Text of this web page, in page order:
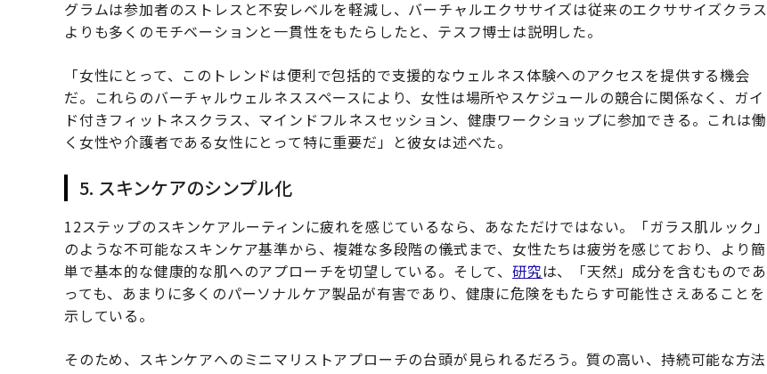
グラムは参加者のストレスと不安レベルを軽減し、バーチャルエクササイズは従来のエクササイズクラス
よりも多くのモチベーションと一貫性をもたらしたと、テスフ博士は説明した。
「女性にとって、このトレンドは便利で包括的で支援的なウェルネス体験へのアクセスを提供する機会
だ。これらのバーチャルウェルネススペースにより、女性は場所やスケジュールの競合に関係なく、ガイ
ド付きフィットネスクラス、マインドフルネスセッション、健康ワークショップに参加できる。これは働
く女性や介護者である女性にとって特に重要だ」と彼女は述べた。
5. スキンケアのシンプル化
12ステップのスキンケアルーティンに疲れを感じているなら、あなただけではない。「ガラス肌ルック」
のような不可能なスキンケア基準から、複雑な多段階の儀式まで、女性たちは疲労を感じており、より簡
単で基本的な健康的な肌へのアプローチを切望している。そして、 研究は、「天然」成分を含むものであ
っても、あまりに多くのパーソナルケア製品が有害であり、健康に危険をもたらす可能性さえあることを
示している。
そのため、スキンケアへのミニマリストアプローチの台頭が見られるだろう。質の高い、持続可能な方法